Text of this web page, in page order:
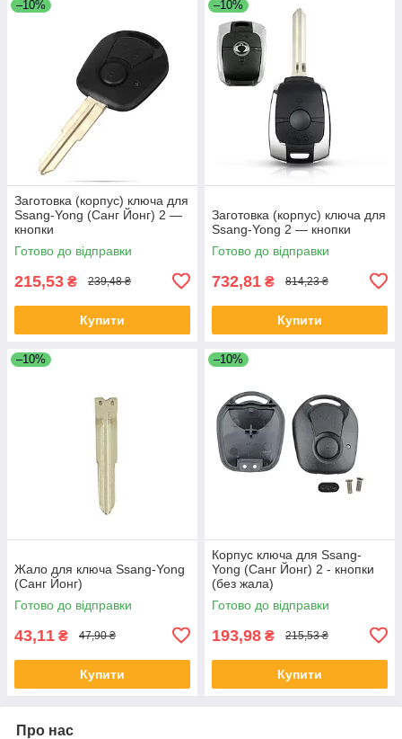
–10%
Заготовка (корпус) ключа для
Ssang-Yong (Санг Йонг) 2 —
кнопки
Готово до відправки
215,53 ₴ 239,48 ₴
Купити
–10%
Заготовка (корпус) ключа для
Ssang-Yong 2 — кнопки
Готово до відправки
732,81 ₴ 814,23 ₴
Купити
–10%
Жало для ключа Ssang-Yong
(Санг Йонг)
Готово до відправки
43,11 ₴ 47,90 ₴
Купити
–10%
Корпус ключа для Ssang-
Yong (Санг Йонг) 2 - кнопки
(без жала)
Готово до відправки
193,98 ₴ 215,53 ₴
Купити
Про нас